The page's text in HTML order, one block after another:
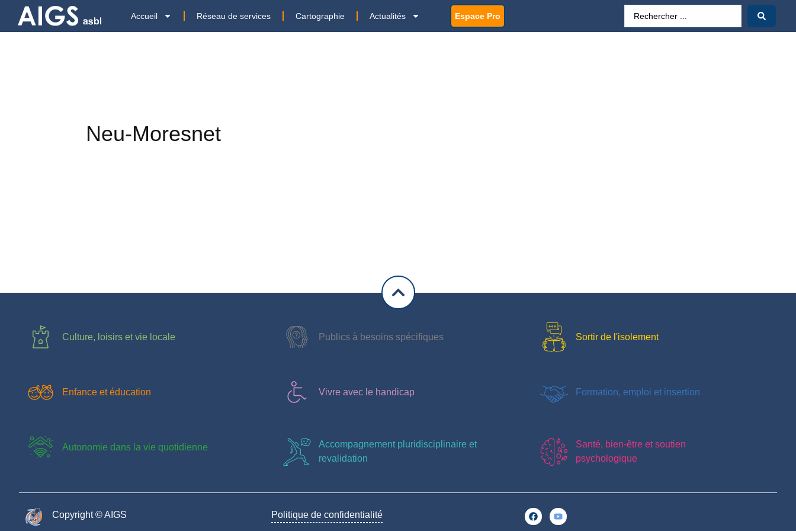
Accueil Réseau de services Cartographie Actualités Espace Pro
Neu-Moresnet
Culture, loisirs et vie locale Publics à besoins spécifiques Sortir de l'isolement
Enfance et éducation Vivre avec le handicap Formation, emploi et insertion
Autonomie dans la vie quotidienne
Accompagnement pluridisciplinaire et
revalidation
Santé, bien-être et soutien
psychologique
Copyright © AIGS​ Politique de confidentialité